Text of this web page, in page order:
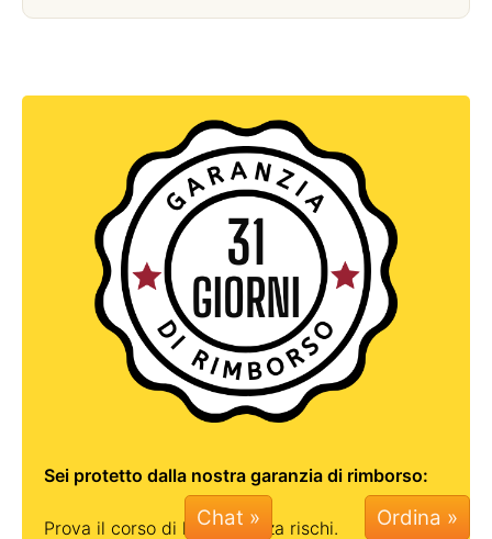
Sei protetto dalla nostra garanzia di rimborso:
Prova il corso di lingua senza rischi.
Chat »